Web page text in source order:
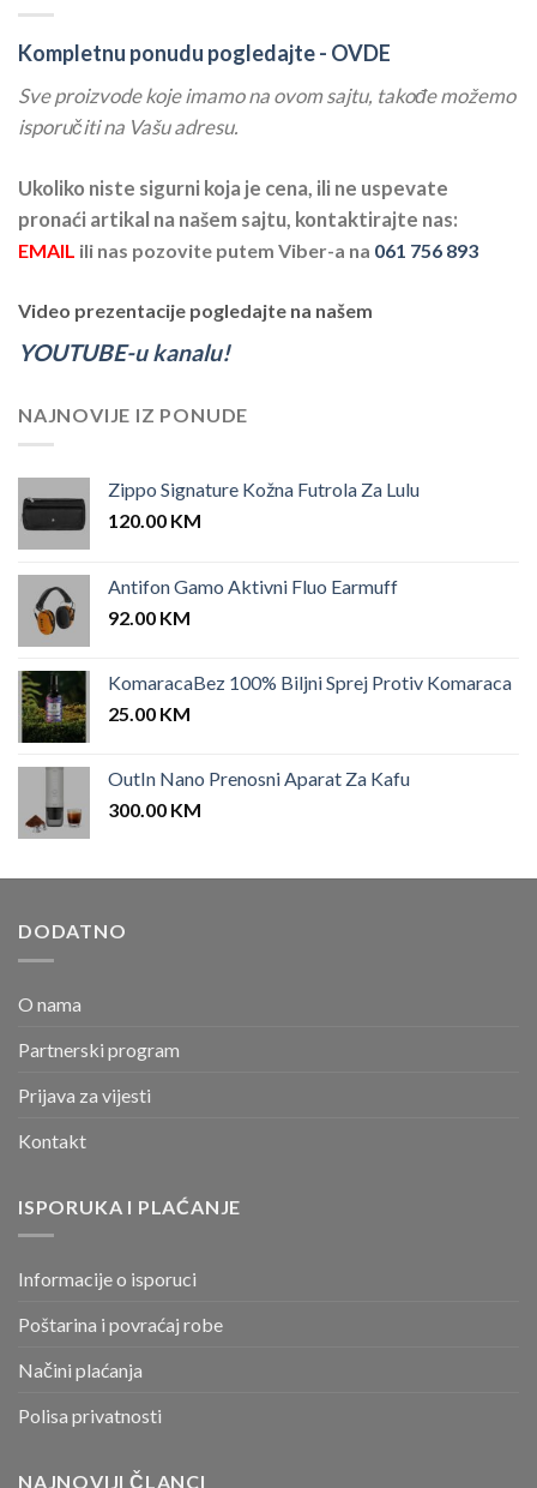
Kompletnu ponudu pogledajte - OVDE
Sve proizvode koje imamo na ovom sajtu, takođe možemo
isporučiti na Vašu adresu.
Ukoliko niste sigurni koja je cena, ili ne uspevate
pronaći artikal na našem sajtu, kontaktirajte nas:
EMAIL ili nas pozovite putem Viber-a na 061 756 893
Video prezentacije pogledajte na našem
YOUTUBE-u kanalu!
NAJNOVIJE IZ PONUDE
Zippo Signature Kožna Futrola Za Lulu
120.00 KM
Antifon Gamo Aktivni Fluo Earmuff
92.00 KM
KomaracaBez 100% Biljni Sprej Protiv Komaraca
25.00 KM
OutIn Nano Prenosni Aparat Za Kafu
300.00 KM
DODATNO
O nama
Partnerski program
Prijava za vijesti
Kontakt
ISPORUKA I PLAĆANJE
Informacije o isporuci
Poštarina i povraćaj robe
Načini plaćanja
Polisa privatnosti
NAJNOVIJI ČLANCI